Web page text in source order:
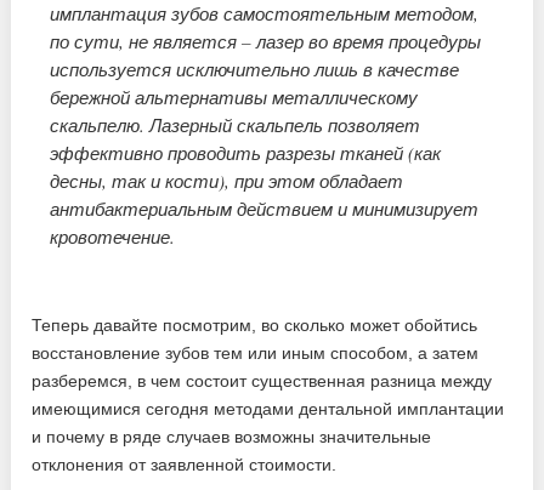
имплантация зубов самостоятельным методом,
по сути, не является – лазер во время процедуры
используется исключительно лишь в качестве
бережной альтернативы металлическому
скальпелю. Лазерный скальпель позволяет
эффективно проводить разрезы тканей (как
десны, так и кости), при этом обладает
антибактериальным действием и минимизирует
кровотечение.
Теперь давайте посмотрим, во сколько может обойтись
восстановление зубов тем или иным способом, а затем
разберемся, в чем состоит существенная разница между
имеющимися сегодня методами дентальной имплантации
и почему в ряде случаев возможны значительные
отклонения от заявленной стоимости.